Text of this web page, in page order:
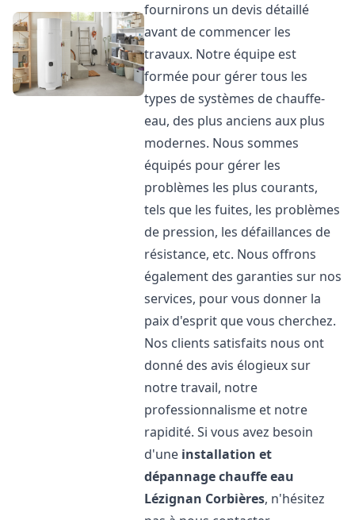
fournirons un devis détaillé
avant de commencer les
travaux. Notre équipe est
formée pour gérer tous les
types de systèmes de chauffe-
eau, des plus anciens aux plus
modernes. Nous sommes
équipés pour gérer les
problèmes les plus courants,
tels que les fuites, les problèmes
de pression, les défaillances de
résistance, etc. Nous offrons
également des garanties sur nos
services, pour vous donner la
paix d'esprit que vous cherchez.
Nos clients satisfaits nous ont
donné des avis élogieux sur
notre travail, notre
professionnalisme et notre
rapidité. Si vous avez besoin
d'une installation et
dépannage chauffe eau
Lézignan Corbières, n'hésitez